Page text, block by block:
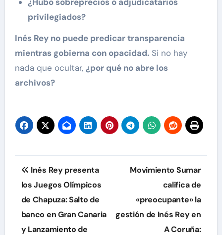
privilegiados?
Inés Rey no puede predicar transparencia
mientras gobierna con opacidad.Si no hay
nada que ocultar, ¿por qué no abre los
archivos?
Navegación
de
entradas
Inés Rey presenta
los Juegos Olímpicos
de Chapuza: Salto de
banco en Gran Canaria
y Lanzamiento de
Movimiento Sumar
califica de
«preocupante» la
gestión de Inés Rey en
A Coruña: